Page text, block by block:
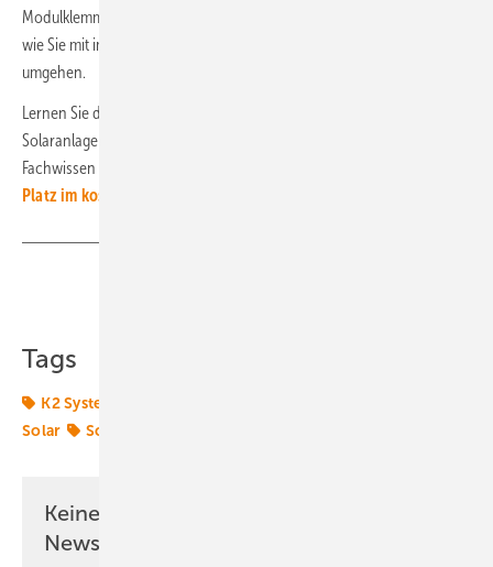
Modulklemmung auf die Wirtschaftlichkeit der Anlage auswirken und
wie Sie mit immer größer werdenden Modulen auf dem Dach
umgehen.
Lernen Sie die neuen Lösungen zur Installation und zum Betrieb von
Solaranlagen auf Flachdächern kennen. Profitieren Sie vom
Fachwissen unserer Experten.
Platz im kostenlosen Webinar!
Tags
K2 Systems
Solar
Solaranlage
Keine Zeit? Kein Problem mit dem ERE
Newsletter!